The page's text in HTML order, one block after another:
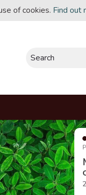
of cookies. Find out
Search